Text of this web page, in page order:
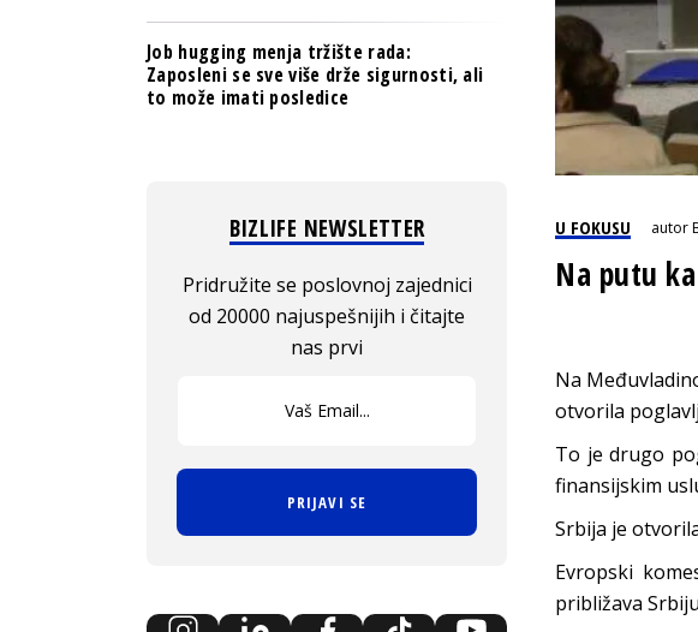
U FOKUSU autor
Na putu
Na
otvorila
To je drugo
finansijskim
Srbija je
Evropski
približava
Job hugging menja tržište rada:
Zaposleni se sve više drže sigurnosti, ali
to može imati posledice
BIZLIFE NEWSLETTER
Pridružite se poslovnoj zajednici
od 20000 najuspešnijih i čitajte
nas prvi
PRIJAVI SE